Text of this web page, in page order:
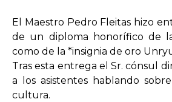
El Maestro Pedro Fleitas hizo
de un diploma honorífico de
como de la *insignia de oro
Tras esta entrega el Sr. cónsul
a los asistentes hablando
cultura.